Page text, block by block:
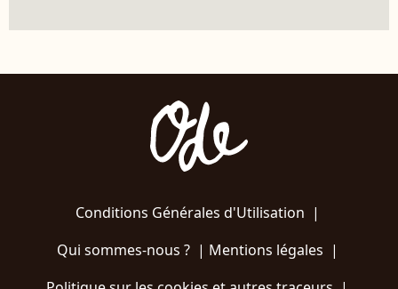
Conditions Générales d'Utilisation |
Qui sommes-nous ?| Mentions légales |